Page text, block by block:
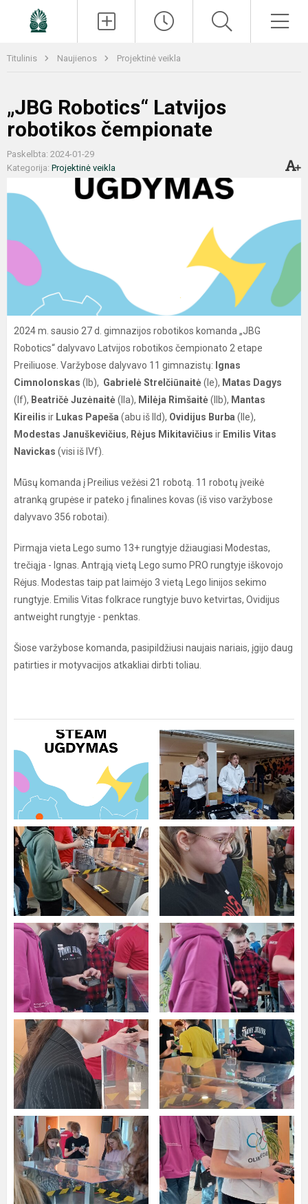
Titulinis Naujienos Projektinė veikla
„JBG Robotics“ Latvijos
robotikos čempionate
Paskelbta: 2024-01-29
Kategorija: Projektinė veikla
2024 m. sausio 27 d. gimnazijos robotikos komanda „JBG
Robotics“ dalyvavo Latvijos robotikos čempionato 2 etape
Preiliuose. Varžybose dalyvavo 11 gimnazistų: Ignas
Cimnolonskas (Ib), Gabrielė Strelčiūnaitė(Ie), Matas Dagys
(If), Beatričė Juzėnaitė(IIa), Milėja Rimšaitė(IIb), Mantas
Kireilis ir Lukas Papeša (abu iš IId), Ovidijus Burba (IIe),
Modestas Januškevičius, Rėjus Mikitavičius ir Emilis Vitas
Navickas (visi iš IVf).
Mūsų komanda į Preilius vežėsi 21 robotą. 11 robotų įveikė
atranką grupėse ir pateko į finalines kovas (iš viso varžybose
dalyvavo 356 robotai).
Pirmąja vieta Lego sumo 13+ rungtyje džiaugiasi Modestas,
trečiąja - Ignas. Antrąją vietą Lego sumo PRO rungtyje iškovojo
Rėjus. Modestas taip pat laimėjo 3 vietą Lego linijos sekimo
rungtyje. Emilis Vitas folkrace rungtyje buvo ketvirtas, Ovidijus
antweight rungtyje - penktas.
Šiose varžybose komanda, pasipildžiusi naujais nariais, įgijo daug
patirties ir motyvacijos atkakliai dirbti toliau.